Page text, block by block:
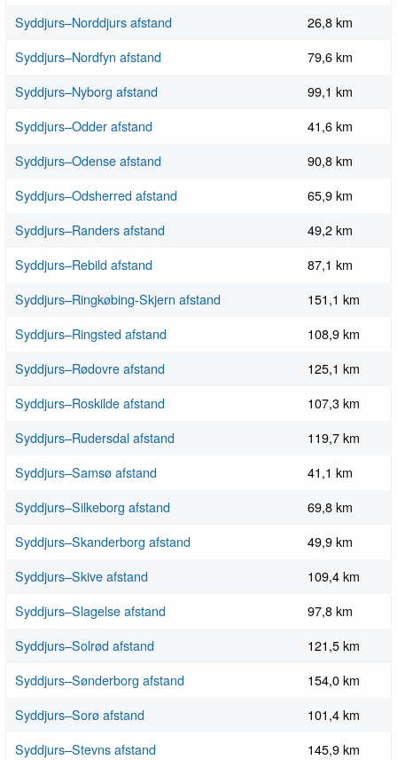
Syddjurs–Norddjurs afstand
26,8 km
Syddjurs–Nordfyn afstand
79,6 km
Syddjurs–Nyborg afstand
99,1 km
Syddjurs–Odder afstand
41,6 km
Syddjurs–Odense afstand
90,8 km
Syddjurs–Odsherred afstand
65,9 km
Syddjurs–Randers afstand
49,2 km
Syddjurs–Rebild afstand
87,1 km
Syddjurs–Ringkøbing-Skjern afstand
151,1 km
Syddjurs–Ringsted afstand
108,9 km
Syddjurs–Rødovre afstand
125,1 km
Syddjurs–Roskilde afstand
107,3 km
Syddjurs–Rudersdal afstand
119,7 km
Syddjurs–Samsø afstand
41,1 km
Syddjurs–Silkeborg afstand
69,8 km
Syddjurs–Skanderborg afstand
49,9 km
Syddjurs–Skive afstand
109,4 km
Syddjurs–Slagelse afstand
97,8 km
Syddjurs–Solrød afstand
121,5 km
Syddjurs–Sønderborg afstand
154,0 km
Syddjurs–Sorø afstand
101,4 km
Syddjurs–Stevns afstand
145,9 km